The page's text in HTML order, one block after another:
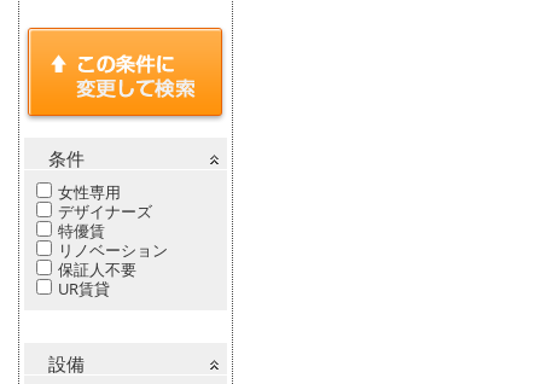
条件
女性専用
デザイナーズ
特優賃
リノベーション
保証人不要
UR賃貸
設備